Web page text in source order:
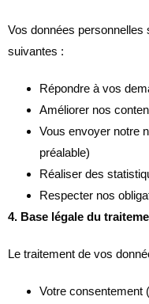
Vos données personnelles
suivantes :
Répondre à vos
Améliorer nos
Vous envoyer notre
préalable)
Réaliser des
Respecter nos
4. Base légale du
Le traitement de vos
Votre consentement